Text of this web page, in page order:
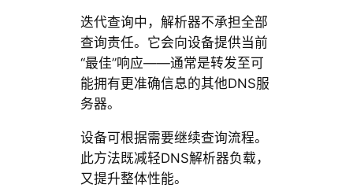
迭代查询中，解析器不承担全部
查询责任。它会向设备提供当前
“最佳”响应——通常是转发至可
能拥有更准确信息的其他DNS服
务器。
设备可根据需要继续查询流程。
此方法既减轻DNS解析器负载，
又提升整体性能。